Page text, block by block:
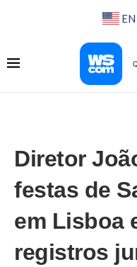
EN
Diretor
festas de
em Lisboa
registros